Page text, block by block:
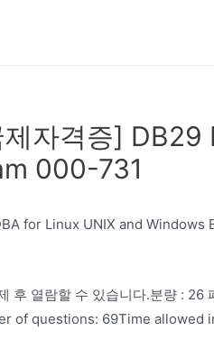
자격증]
000-731
for Linux UNIX and
후 열람할 수 있습니다.분량 :
of questions: 69Time allowed